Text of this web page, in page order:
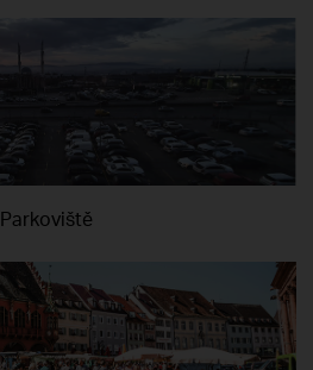
Parkoviště